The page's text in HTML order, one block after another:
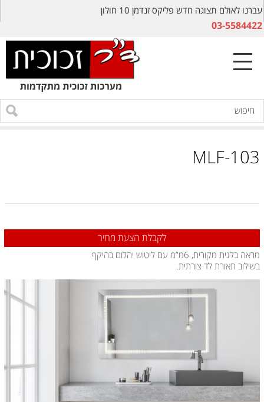
עברנו לאולם תצוגה חדש פליקס זנדמן 10 חולון
03-5584422
MLF-103
לקבלת הצעת מחיר
מראה בלגית מקורית, 6מ”מ עם ליטוש יהלום בהיקף
בשילוב תאורת לד צורתית.